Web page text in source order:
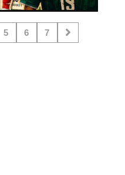
5 6 7